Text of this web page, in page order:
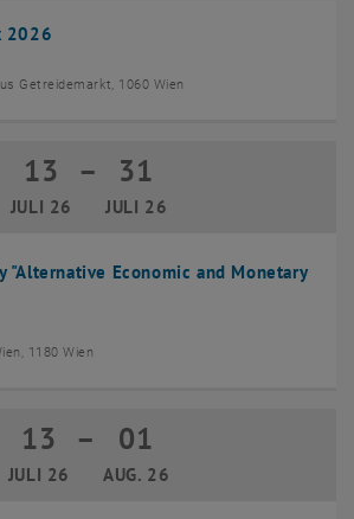
2026
Getreidemarkt, 1060 Wien
"Alternative Economic and Monetary
13
JULI 26
13 Juli 2026 bis 31 Juli 2026
– 31
JULI 26
1180 Wien
13
JULI 26
13 Juli 2026 bis 01 August 2026
– 01
AUG. 26